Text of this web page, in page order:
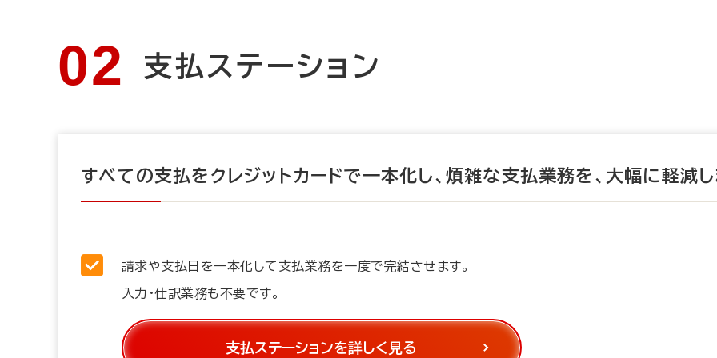
支払ステーション
すべての支払をクレジットカードで一本化し、 煩雑な支払業務を、大幅に軽減
請求や支払日を一本化して支払業務を一度で完結させます。
入力・仕訳業務も不要です。
支払ステーションを詳しく見る